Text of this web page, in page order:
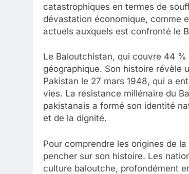
catastrophiques en termes de
dévastation économique, comme
actuels auxquels est confronté le
Le Baloutchistan, qui couvre 44
géographique. Son histoire révèle
Pakistan le 27 mars 1948, qui a
vies. La résistance millénaire du
pakistanais a formé son identité
et de la dignité.
Pour comprendre les origines de
pencher sur son histoire. Les
culture baloutche, profondément